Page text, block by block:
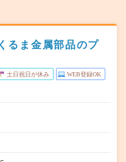
るま金属部品のプ
土日祝日が休み WEB登録OK